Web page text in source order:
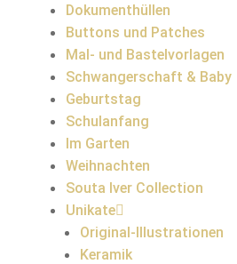
Dokumenthüllen
Buttons und Patches
Mal- und Bastelvorlagen
Schwangerschaft & Baby
Geburtstag
Schulanfang
Im Garten
Weihnachten
Souta Iver Collection
Unikate
Original-Illustrationen
Keramik